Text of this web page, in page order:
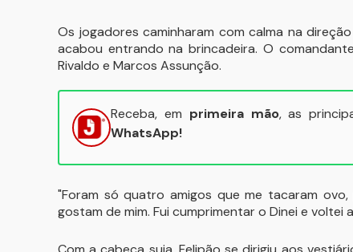
Os jogadores caminharam com calma na
acabou entrando na brincadeira. O
Rivaldo e Marcos Assunção.
Receba, em primeira mão, as
WhatsApp!
"Foram só quatro amigos que me tacaram
gostam de mim. Fui cumprimentar o Dinei e